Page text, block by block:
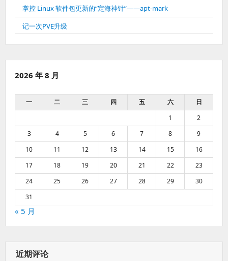
掌控 Linux 软件包更新的“定海神针”——apt-mark
记一次PVE升级
2026 年 8 月
一 二 三 四 五 六
日
1
2
3
4 5 6 7 8
9
10
11 12 13 14 15
16
17
18 19 20 21 22
23
24
25 26 27 28 29
30
31
« 5 月
近期评论